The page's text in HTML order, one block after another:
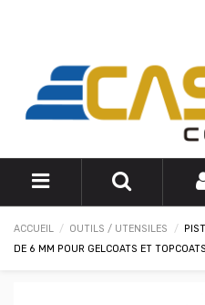
ACCUEIL OUTILS / UTENSILES
DE 6 MM POUR GELCOATS ET TOPCOATS